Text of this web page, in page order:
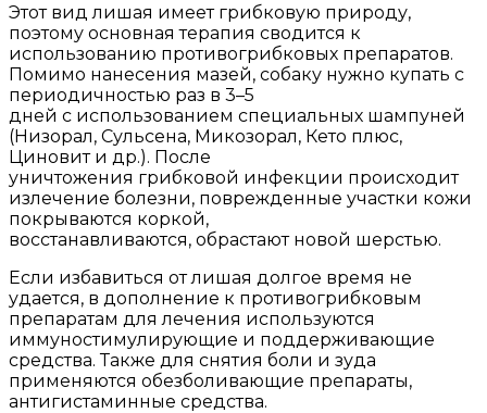
Этот вид лишая имеет грибковую природу,
поэтому основная терапия сводится к
использованию противогрибковых препаратов.
Помимо нанесения мазей, собаку нужно купать с
периодичностью раз в 3–5
дней с использованием специальных шампуней
(Низорал, Сульсена, Микозорал, Кето плюс,
Циновит и др.). После
уничтожения грибковой инфекции происходит
излечение болезни, поврежденные участки кожи
покрываются коркой,
восстанавливаются, обрастают новой шерстью.
Если избавиться от лишая долгое время не
удается, в дополнение к противогрибковым
препаратам для лечения используются
иммуностимулирующие и поддерживающие
средства. Также для снятия боли и зуда
применяются обезболивающие препараты,
антигистаминные средства.